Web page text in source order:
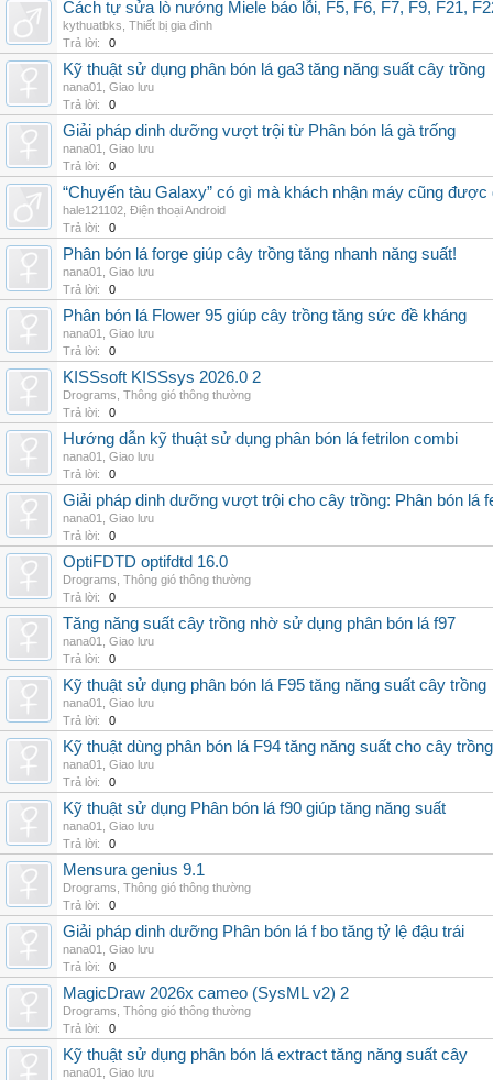
Cách tự sửa lò nướng Miele báo lỗi, F5, F6, F7, F9, F21,
kythuatbks Thiết bị gia đình
Trả lời:
0
Kỹ thuật sử dụng phân bón lá ga3 tăng năng suất cây trồng
nana01
Giao lưu
Trả lời:
0
Giải pháp dinh dưỡng vượt trội từ Phân bón lá gà trống
nana01
Giao lưu
Trả lời:
0
“Chuyến tàu Galaxy” có gì mà khách nhận máy cũng được
hale121102 Điện thoại Android
Trả lời:
0
Phân bón lá forge giúp cây trồng tăng nhanh năng suất!
nana01
Giao lưu
Trả lời:
0
Phân bón lá Flower 95 giúp cây trồng tăng sức đề kháng
nana01
Giao lưu
Trả lời:
0
KISSsoft KISSsys 2026.0 2
Drograms Thông gió thông thường
Trả lời:
0
Hướng dẫn kỹ thuật sử dụng phân bón lá fetrilon combi
nana01
Giao lưu
Trả lời:
0
Giải pháp dinh dưỡng vượt trội cho cây trồng: Phân bón lá
nana01
Giao lưu
Trả lời:
0
OptiFDTD optifdtd 16.0
Drograms Thông gió thông thường
Trả lời:
0
Tăng năng suất cây trồng nhờ sử dụng phân bón lá f97
nana01
Giao lưu
Trả lời:
0
Kỹ thuật sử dụng phân bón lá F95 tăng năng suất cây trồng
nana01
Giao lưu
Trả lời:
0
Kỹ thuật dùng phân bón lá F94 tăng năng suất cho cây trồng
nana01
Giao lưu
Trả lời:
0
Kỹ thuật sử dụng Phân bón lá f90 giúp tăng năng suất
nana01
Giao lưu
Trả lời:
0
Mensura genius 9.1
Drograms Thông gió thông thường
Trả lời:
0
Giải pháp dinh dưỡng Phân bón lá f bo tăng tỷ lệ đậu trái
nana01
Giao lưu
Trả lời:
0
MagicDraw 2026x cameo (SysML v2) 2
Drograms Thông gió thông thường
Trả lời:
0
Kỹ thuật sử dụng phân bón lá extract tăng năng suất cây
nana01
Giao lưu